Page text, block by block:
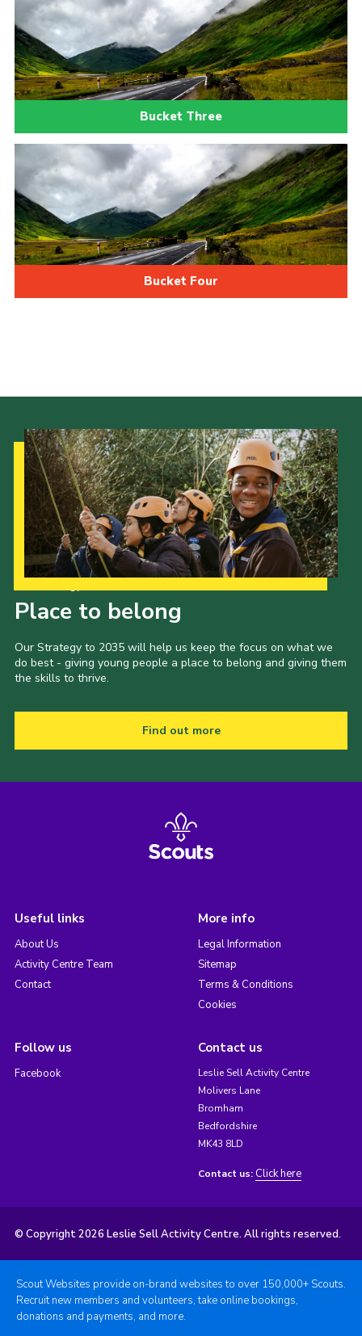
Bucket Three
Bucket Four
Place to belong
Our Strategy to 2035 will help us keep the focus on what we
do best - giving young people a place to belong and giving them
the skills to thrive.
Find out more
Useful links
About Us
Activity Centre Team
Contact
More info
Legal Information
Sitemap
Terms & Conditions
Cookies
Follow us
Facebook
Contact us
Leslie Sell Activity Centre
Molivers Lane
Bromham
Bedfordshire
MK43 8LD
Contact us: Click here
© Copyright 2026 Leslie Sell Activity Centre. All rights reserved.
Scout Websites provide on-brand websites to over 150,000+ Scouts.
Recruit new members and volunteers, take online bookings,
donations and payments, and more.